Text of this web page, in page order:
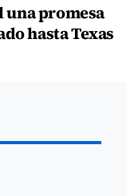
una promesa
hasta Texas